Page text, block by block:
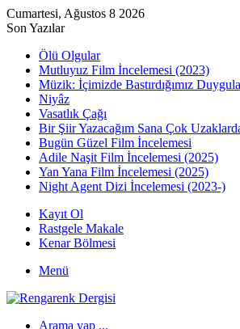
Cumartesi, Ağustos 8 2026
Son Yazılar
Ölü Olgular
Mutluyuz Film İncelemesi (2023)
Müzik: İçimizde Bastırdığımız
Niyâz
Vasatlık Çağı
Bir Şiir Yazacağım Sana Çok
Bugün Güzel Film İncelemesi
Adile Naşit Film İncelemesi (2025)
Yan Yana Film İncelemesi (2025)
Night Agent Dizi İncelemesi (2023-)
Kayıt Ol
Rastgele Makale
Kenar Bölmesi
Menü
Arama yap ...